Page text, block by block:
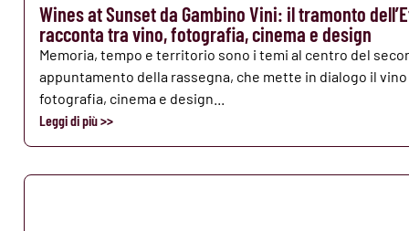
Wines at Sunset da Gambino Vini: il tramonto
racconta tra vino, fotografia, cinema e design
Memoria, tempo e territorio sono i temi al centro del
appuntamento della rassegna, che mette in dialogo il
fotografia, cinema e design...
Leggi di più >>